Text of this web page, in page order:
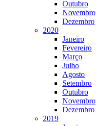
Outubro
Novembro
Dezembro
2020
Janeiro
Fevereiro
Março
Julho
Agosto
Setembro
Outubro
Novembro
Dezembro
2019